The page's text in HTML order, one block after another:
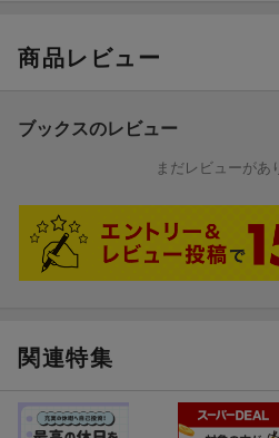
共通テストに必要な知識を無駄なく
的に得点力アップ！
げたい受験生に
各単元とも、「表解板書」 → 「講義
題」 の3部構成です。
いときは「これだけ! ワード」と「
しましょう。《用語理解》と《時期
ば、共通テストで9割以上を狙うこと
着しているかどうかを確認しましょう
【特長3】「これだけ！ボイス」で
歴史総合で扱われる世界の近現代史
商品レビュー
ブックスのレビュー
まだレビューがあ
関連特集